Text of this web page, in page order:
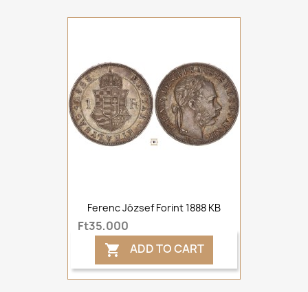
Ferenc József Forint 1888 KB
Ft35,000
 ADD TO CART